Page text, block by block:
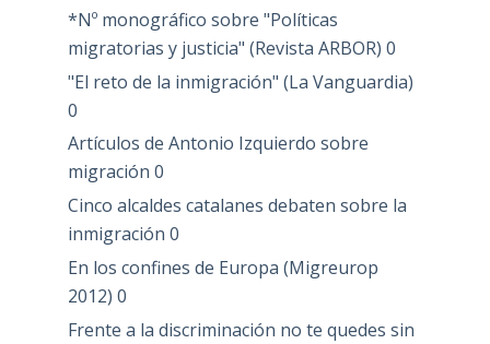
*Nº monográfico sobre "Políticas
migratorias y justicia" (Revista ARBOR) 0
"El reto de la inmigración" (La Vanguardia)
0
Artículos de Antonio Izquierdo sobre
migración 0
Cinco alcaldes catalanes debaten sobre la
inmigración 0
En los confines de Europa (Migreurop
2012) 0
Frente a la discriminación no te quedes sin